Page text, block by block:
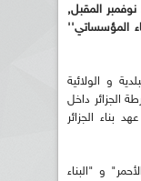
الرسمي للانتخابات المحلية, المقررة يوم 27 نوفمبر المقبل,
المؤسساتي''
و الولائية
الجزائر داخل
بناء الجزائر
و "البناء